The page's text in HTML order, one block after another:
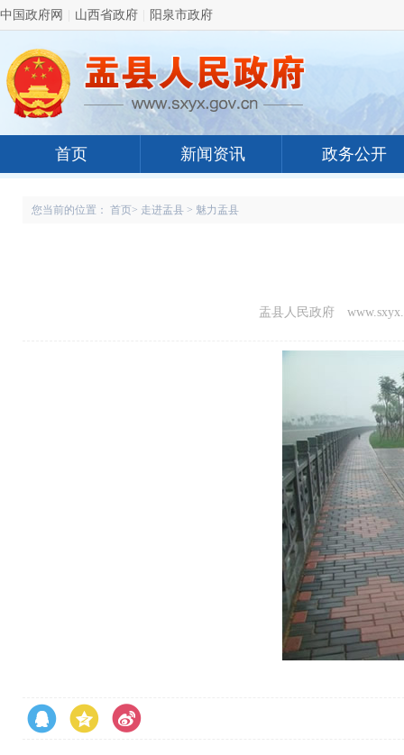
中国政府网 山西省政府 阳泉市政府
首页 新闻资讯 政务公开
您当前的位置： 首页> 走进盂县 > 魅力盂县
盂县人民政府